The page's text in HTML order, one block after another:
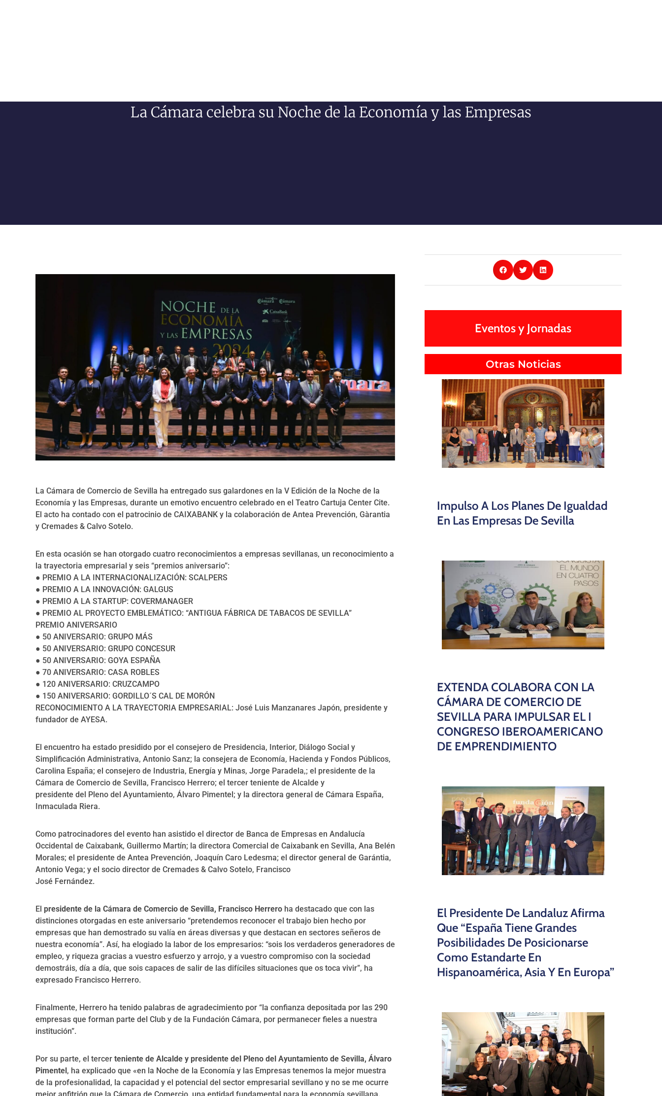
La Cámara celebra su Noche de la Economía y las Empresas
La Cámara de Comercio de Sevilla ha entregado sus galardones en la V Edición de la Noche de la
Economía y las Empresas, durante un emotivo encuentro celebrado en el Teatro Cartuja Center Cite.
El acto ha contado con el patrocinio de CAIXABANK y la colaboración de Antea Prevención, Gàrantia
y Cremades & Calvo Sotelo.
En esta ocasión se han otorgado cuatro reconocimientos a empresas sevillanas, un reconocimiento a
la trayectoria empresarial y seis “premios aniversario”:
● PREMIO A LA INTERNACIONALIZACIÓN: SCALPERS
● PREMIO A LA INNOVACIÓN: GALGUS
● PREMIO A LA STARTUP: COVERMANAGER
● PREMIO AL PROYECTO EMBLEMÁTICO: “ANTIGUA FÁBRICA DE TABACOS DE SEVILLA”
PREMIO ANIVERSARIO
● 50 ANIVERSARIO: GRUPO MÁS
● 50 ANIVERSARIO: GRUPO CONCESUR
● 50 ANIVERSARIO: GOYA ESPAÑA
● 70 ANIVERSARIO: CASA ROBLES
● 120 ANIVERSARIO: CRUZCAMPO
● 150 ANIVERSARIO: GORDILLO´S CAL DE MORÓN
RECONOCIMIENTO A LA TRAYECTORIA EMPRESARIAL: José Luis Manzanares Japón, presidente y
fundador de AYESA.
El encuentro ha estado presidido por el consejero de Presidencia, Interior, Diálogo Social y
Simplificación Administrativa, Antonio Sanz; la consejera de Economía, Hacienda y Fondos Públicos,
Carolina España; el consejero de Industria, Energía y Minas, Jorge Paradela,; el presidente de la
Cámara de Comercio de Sevilla, Francisco Herrero; el tercer teniente de Alcalde y
presidente del Pleno del Ayuntamiento, Álvaro Pimentel; y la directora general de Cámara España,
Inmaculada Riera.
Como patrocinadores del evento han asistido el director de Banca de Empresas en Andalucía
Occidental de Caixabank, Guillermo Martín; la directora Comercial de Caixabank en Sevilla, Ana Belén
Morales; el presidente de Antea Prevención, Joaquín Caro Ledesma; el director general de Garántia,
Antonio Vega; y el socio director de Cremades & Calvo Sotelo, Francisco
José Fernández.
El presidente de la Cámara de Comercio de Sevilla, Francisco Herrero ha destacado que con las
distinciones otorgadas en este aniversario “pretendemos reconocer el trabajo bien hecho por
empresas que han demostrado su valía en áreas diversas y que destacan en sectores señeros de
nuestra economía”. Así, ha elogiado la labor de los empresarios: “sois los verdaderos generadores de
empleo, y riqueza gracias a vuestro esfuerzo y arrojo, y a vuestro compromiso con la sociedad
demostráis, día a día, que sois capaces de salir de las difíciles situaciones que os toca vivir”, ha
expresado Francisco Herrero.
Finalmente, Herrero ha tenido palabras de agradecimiento por “la confianza depositada por las 290
empresas que forman parte del Club y de la Fundación Cámara, por permanecer fieles a nuestra
institución”.
Por su parte, el tercer teniente de Alcalde y presidente del Pleno del Ayuntamiento de Sevilla, Álvaro
Pimentel, ha explicado que «en la Noche de la Economía y las Empresas tenemos la mejor muestra
de la profesionalidad, la capacidad y el potencial del sector empresarial sevillano y no se me ocurre
Eventos y Jornadas
Otras Noticias
Impulso A Los Planes De Igualdad
En Las Empresas De Sevilla
EXTENDA COLABORA CON LA
CÁMARA DE COMERCIO DE
SEVILLA PARA IMPULSAR EL I
CONGRESO IBEROAMERICANO
DE EMPRENDIMIENTO
El Presidente De Landaluz Afirma
Que “España Tiene Grandes
Posibilidades De Posicionarse
Como Estandarte En
Hispanoamérica, Asia Y En Europa”